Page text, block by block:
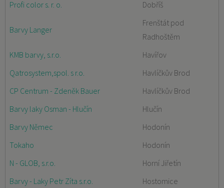
Profi color s. r. o.
Dobříš
Barvy Langer
Frenštát pod
Radhoštěm
KMB barvy, s.r.o.
Havířov
Qatrosystem,spol. s r.o.
Havlíčkův Brod
CP Centrum - Zdeněk Bauer
Havlíčkův Brod
Barvy laky Osman - Hlučín
Hlučín
Barvy Němec
Hodonín
Tokaho
Hodonín
N - GLOB, s.r.o.
Horní Jiřetín
Barvy - Laky Petr Zíta s.r.o.
Hostomice